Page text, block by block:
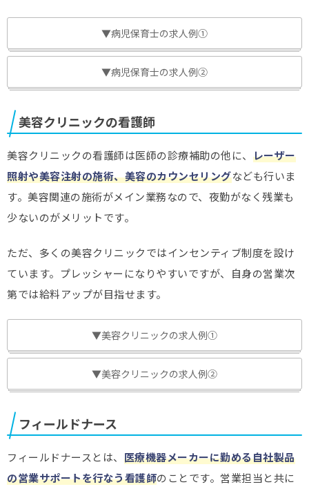
▼病児保育士の求人例①
▼病児保育士の求人例②
美容クリニックの看護師
美容クリニックの看護師は医師の診療補助の他に、 レーザー
照射や美容注射の施術、美容のカウンセリングなども行いま
す。美容関連の施術がメイン業務なので、夜勤がなく残業も
少ないのがメリットです。
ただ、多くの美容クリニックではインセンティブ制度を設け
ています。プレッシャーになりやすいですが、自身の営業次
第では給料アップが目指せます。
▼美容クリニックの求人例①
▼美容クリニックの求人例②
フィールドナース
フィールドナースとは、 医療機器メーカーに勤める自社製品
の営業サポートを行なう看護師のことです。営業担当と共に